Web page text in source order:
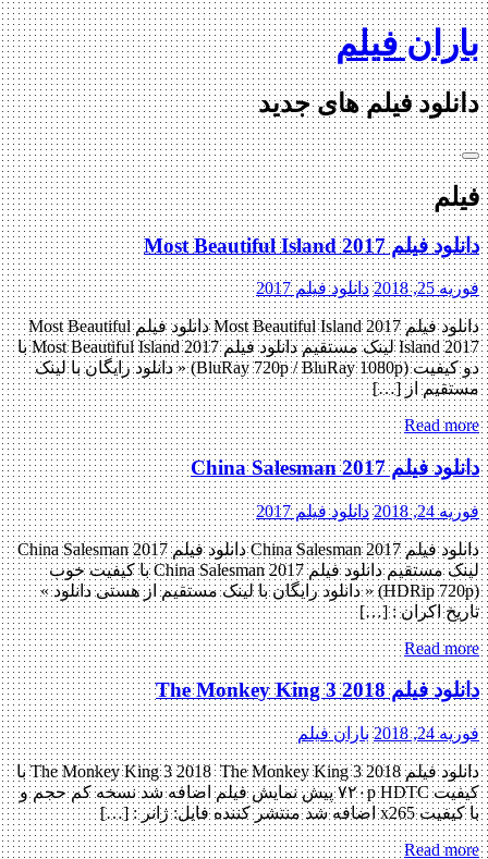
Skip
to
content
باران فیلم
دانلود فیلم های جدید
فیلم
دانلود فیلم Most Beautiful Island 2017
فوریه 25, 2018 دانلود فیلم 2017
دانلود فیلم Most Beautiful Island 2017 دانلود فیلم Most Beautiful
Island 2017 لینک مستقیم دانلود فیلم Most Beautiful Island 2017 با
دو کیفیت (BluRay 720p / BluRay 1080p) « دانلود رایگان با لینک
مستقیم از […]
Read more
دانلود فیلم China Salesman 2017
فوریه 24, 2018 دانلود فیلم 2017
دانلود فیلم China Salesman 2017 دانلود فیلم China Salesman 2017
لینک مستقیم دانلود فیلم China Salesman 2017 با کیفیت خوب
(HDRip 720p) « دانلود رایگان با لینک مستقیم از هستی دانلود »
تاریخ اکران : […]
Read more
دانلود فیلم The Monkey King 3 2018
فوریه 24, 2018 باران فیلم
دانلود فیلم The Monkey King 3 2018 The Monkey King 3 2018 با
کیفیت ۷۲۰p HDTC پیش نمایش فیلم اضافه شد نسخه کم حجم و
با کیفیت x265 اضافه شد منتشر کننده فایل: ژانر : […]
Read more